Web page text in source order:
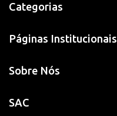
Categorias
Páginas Institucionais
Sobre Nós
SAC